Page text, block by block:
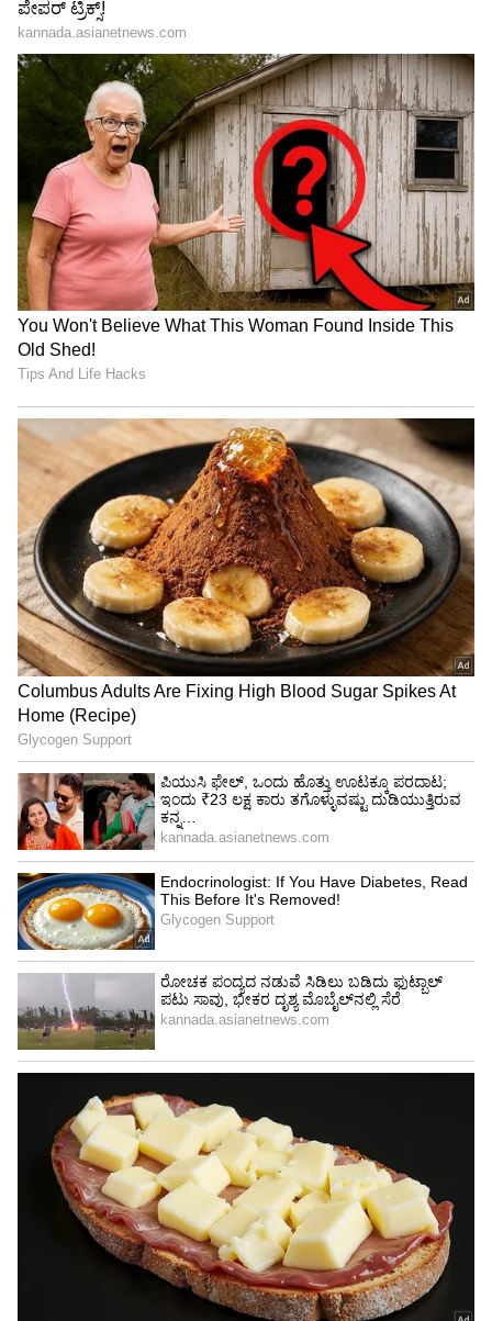
"ರಾಜಕೀಯ ಬೇಡ, ಸಿನಿಮಾನೇ ಪ್ರಾಣ":
ಕನಕೋತ್ಸವದಲ್ಲಿ ರಿಷಬ್ ಶೆಟ್ಟಿ | Rishab
Shetty speech | Suvarna News
ಶೇ.50 ರಿಂದ ಶೇ.18 ಕ್ಕೆ TAX ಇಳಿಕೆ: ಮೋದಿ-
ಟ್ರಂಪ್ ಐತಿಹಾಸಿಕ ಒಪ್ಪಂದ | India US
Trade Deal | Party Rounds